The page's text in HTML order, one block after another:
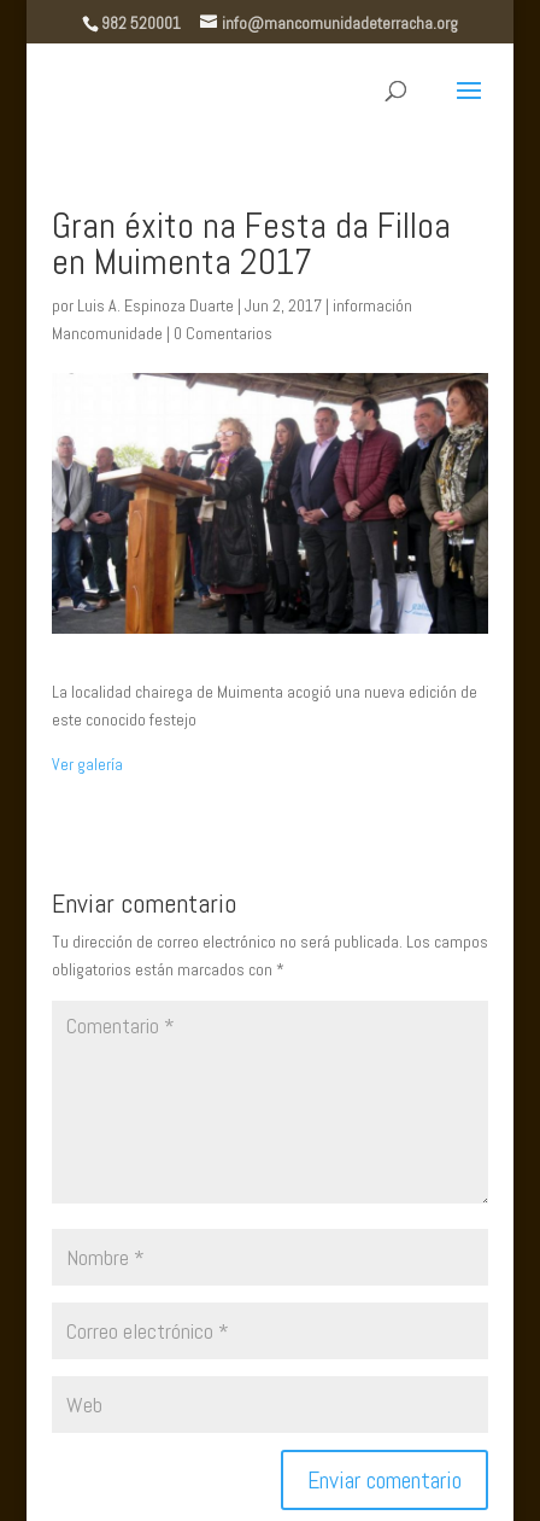
982 520001 info@mancomunidadeterracha.org
Gran éxito na Festa da Filloa
en Muimenta 2017
por Luis A. Espinoza Duarte | Jun 2, 2017| información
Mancomunidade | 0 Comentarios
La localidad chairega de Muimenta acogió una nueva edición de
este conocido festejo
Ver galería
Enviar comentario
Tu dirección de correo electrónico no será publicada. Los campos
obligatorios están marcados con *